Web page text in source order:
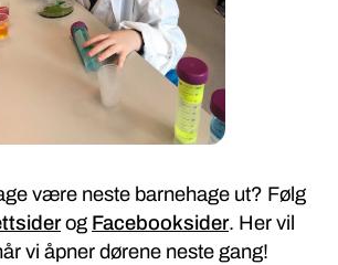
være neste barnehage ut? Følg
og Facebooksider. Her vil
vi åpner dørene neste gang!